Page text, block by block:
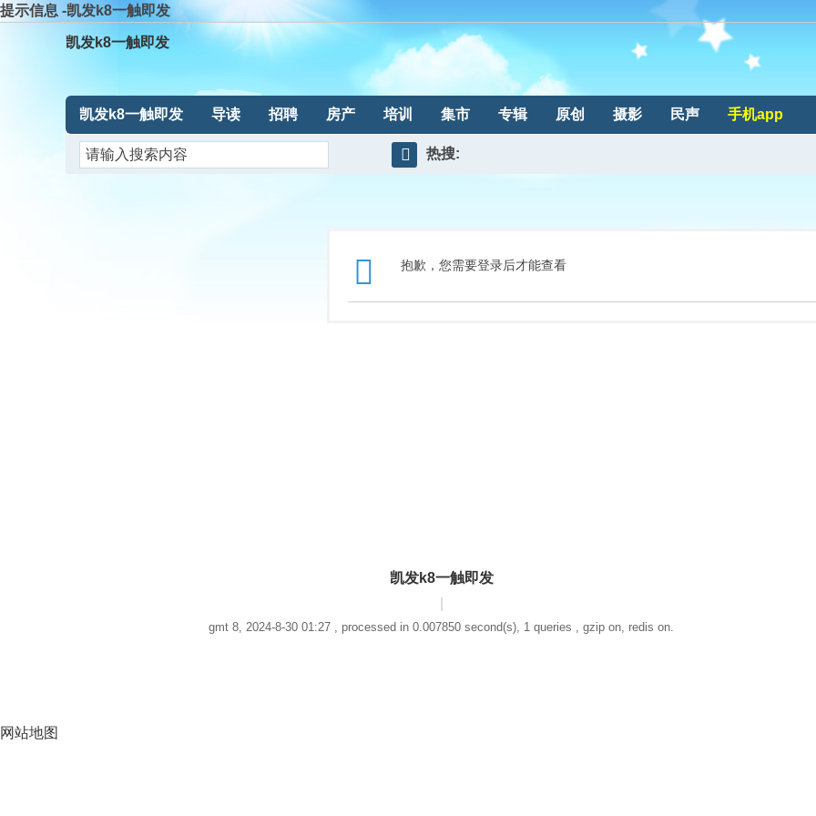
提示信息 -凯发k8一触即发
凯发k8一触即发
凯发k8一触即发 导读 招聘 房产 培训 集市 专辑 原创 摄影 民声 手机app
热搜:
抱歉，您需要登录后才能查看
凯发k8一触即发
gmt 8, 2024-8-30 01:27 , processed in 0.007850 second(s), 1 queries , gzip on, redis on.
网站地图